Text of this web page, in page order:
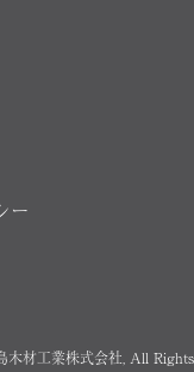
ー
材工業株式会社, All